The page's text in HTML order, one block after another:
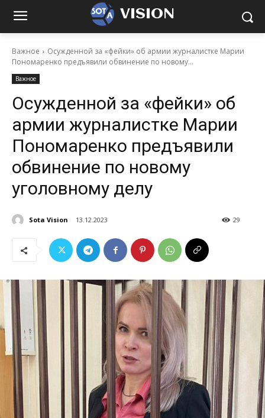
VISION
Важное
Осужденной за «фейки» об армии журналистке Марии
Пономаренко предъявили обвинение по новому...
Важное
Осужденной за «фейки» об
армии журналистке Марии
Пономаренко предъявили
обвинение по новому
уголовному делу
Sota Vision 13.12.2023 29